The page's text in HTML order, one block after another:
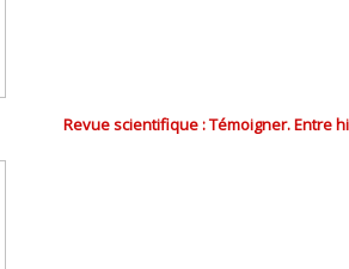
Revue scientifique : Témoigner. Entre